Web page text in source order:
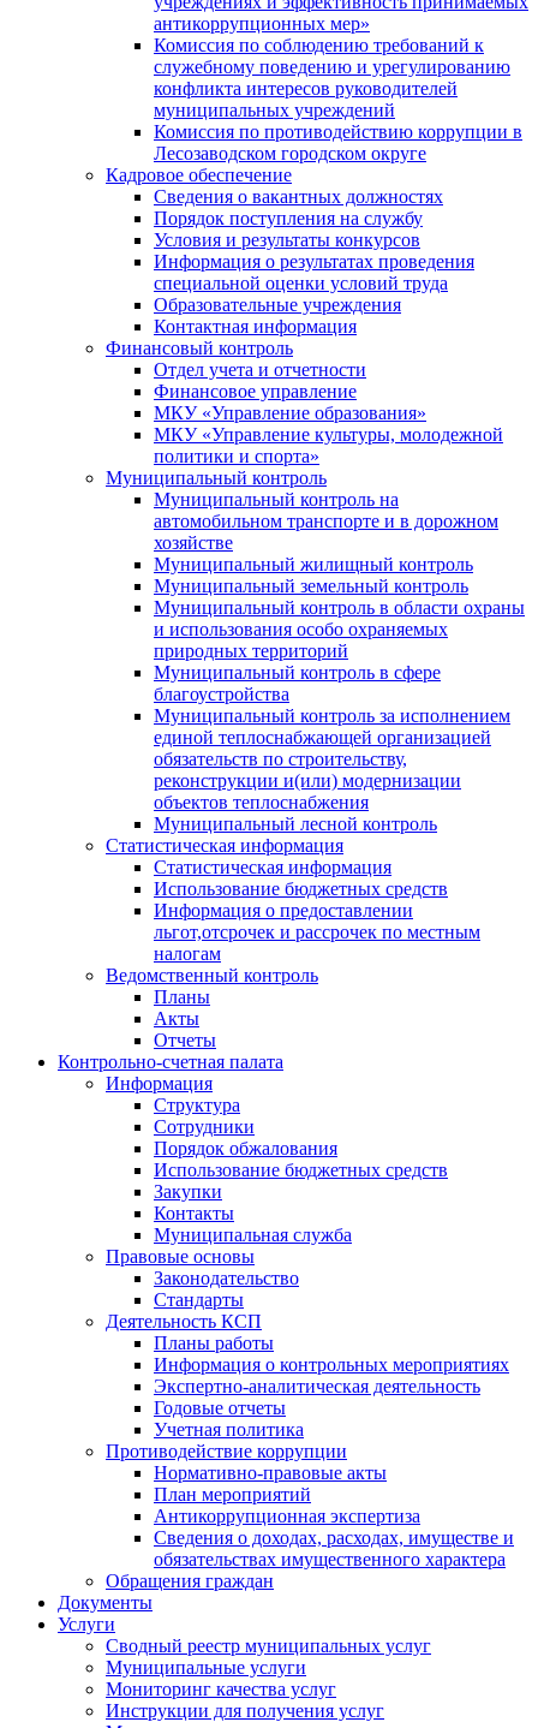
антикоррупционных мер»
Комиссия по соблюдению требований к
служебному поведению и урегулированию
конфликта интересов руководителей
муниципальных учреждений
Комиссия по противодействию коррупции в
Лесозаводском городском округе
Кадровое обеспечение
Сведения о вакантных должностях
Порядок поступления на службу
Условия и результаты конкурсов
Информация о результатах проведения
специальной оценки условий труда
Образовательные учреждения
Контактная информация
Финансовый контроль
Отдел учета и отчетности
Финансовое управление
МКУ «Управление образования»
МКУ «Управление культуры, молодежной
политики и спорта»
Муниципальный контроль
Муниципальный контроль на
автомобильном транспорте и в дорожном
хозяйстве
Муниципальный жилищный контроль
Муниципальный земельный контроль
Муниципальный контроль в области охраны
и использования особо охраняемых
природных территорий
Муниципальный контроль в сфере
благоустройства
Муниципальный контроль за исполнением
единой теплоснабжающей организацией
обязательств по строительству,
реконструкции и(или) модернизации
объектов теплоснабжения
Муниципальный лесной контроль
Статистическая информация
Статистическая информация
Использование бюджетных средств
Информация о предоставлении
льгот,отсрочек и рассрочек по местным
налогам
Ведомственный контроль
Планы
Акты
Отчеты
Контрольно-счетная палата
Информация
Структура
Сотрудники
Порядок обжалования
Использование бюджетных средств
Закупки
Контакты
Муниципальная служба
Правовые основы
Законодательство
Стандарты
Деятельность КСП
Планы работы
Информация о контрольных мероприятиях
Экспертно-аналитическая деятельность
Годовые отчеты
Учетная политика
Противодействие коррупции
Нормативно-правовые акты
План мероприятий
Антикоррупционная экспертиза
Сведения о доходах, расходах, имуществе и
обязательствах имущественного характера
Обращения граждан
Документы
Услуги
Сводный реестр муниципальных услуг
Муниципальные услуги
Мониторинг качества услуг
Инструкции для получения услуг